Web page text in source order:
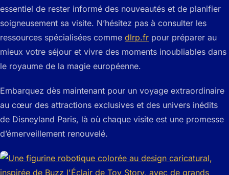
essentiel de rester informé des nouveautés et de planifier
soigneusement sa visite. N’hésitez pas à consulter les
ressources spécialisées comme dlrp.fr pour préparer au
mieux votre séjour et vivre des moments inoubliables dans
le royaume de la magie européenne.
Embarquez dès maintenant pour un voyage extraordinaire
au cœur des attractions exclusives et des univers inédits
de Disneyland Paris, là où chaque visite est une promesse
d’émerveillement renouvelé.